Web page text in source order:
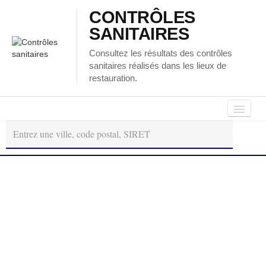
CONTRÔLES
SANITAIRES
Consultez les résultats des contrôles
sanitaires réalisés dans les lieux de
restauration.
Autour
de
moi
Régions